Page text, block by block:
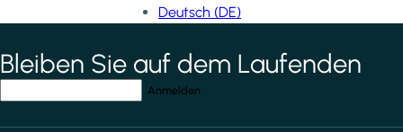
Deutsch (DE)
*indicates required field
Bleiben Sie auf dem Laufenden